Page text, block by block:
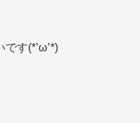
す(*’ω’*)